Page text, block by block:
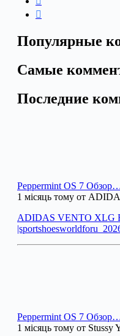
Популярные
Самые
Последние
Peppermint OS 7
1 місяць тому от
ADIDAS VENTO XLG
Peppermint OS 7
1 місяць тому от Stussy